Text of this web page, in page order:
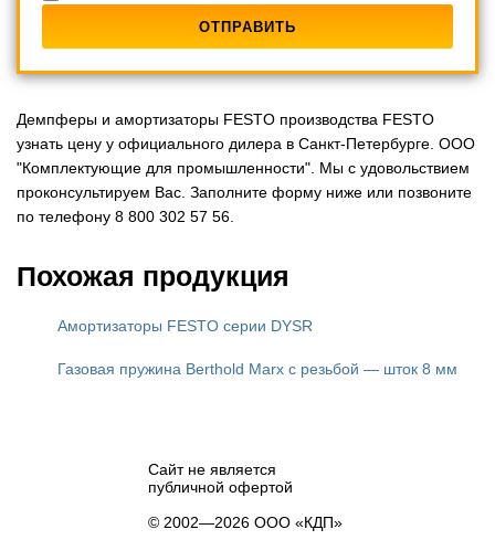
Демпферы и амортизаторы FESTO производства FESTO
узнать цену у официального дилера в Санкт-Петербурге. ООО
"Комплектующие для промышленности". Мы с удовольствием
проконсультируем Вас. Заполните форму ниже или позвоните
по телефону 8 800 302 57 56.
Похожая продукция
Амортизаторы FESTO серии DYSR
Газовая пружина Berthold Marx с резьбой — шток 8 мм
Сайт не является
публичной офертой
© 2002—2026 ООО «КДП»